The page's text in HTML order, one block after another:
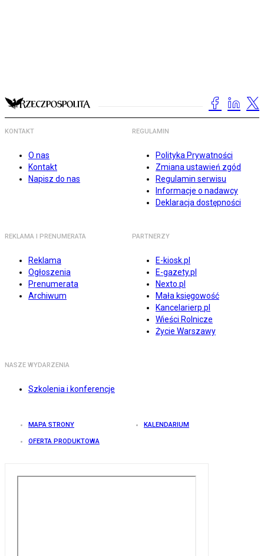
KONTAKT
O nas
Kontakt
Napisz do nas
REGULAMIN
Polityka Prywatności
Zmiana ustawień zgód
Regulamin serwisu
Informacje o nadawcy
Deklaracja dostępności
REKLAMA I PRENUMERATA
Reklama
Ogłoszenia
Prenumerata
Archiwum
PARTNERZY
E-kiosk.pl
E-gazety.pl
Nexto.pl
Mała księgowość
Kancelarierp.pl
Wieści Rolnicze
Życie Warszawy
NASZE WYDARZENIA
Szkolenia i konferencje
MAPA STRONY KALENDARIUM
OFERTA PRODUKTOWA